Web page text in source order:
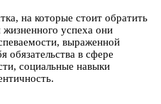
на которые стоит обратить
успеха они
выраженной
обязательства в сфере
социальные навыки